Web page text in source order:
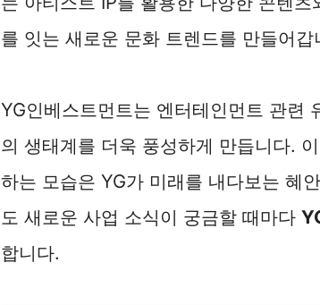
를 잇는 새로운 문화 트렌드를 만들어갑
YG인베스트먼트는 엔터테인먼트 관련
의 생태계를 더욱 풍성하게 만듭니다.
하는 모습은 YG가 미래를 내다보는 혜
도 새로운 사업 소식이 궁금할 때마다
합니다.